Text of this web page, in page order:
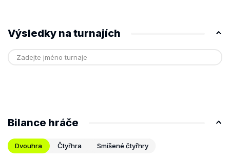
Výsledky na turnajích
Bilance hráče
Dvouhra Čtyřhra Smíšené čtyřhry